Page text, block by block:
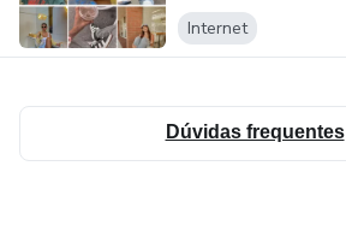
Internet
Dúvidas frequentes